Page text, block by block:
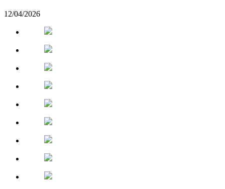
12/04/2026